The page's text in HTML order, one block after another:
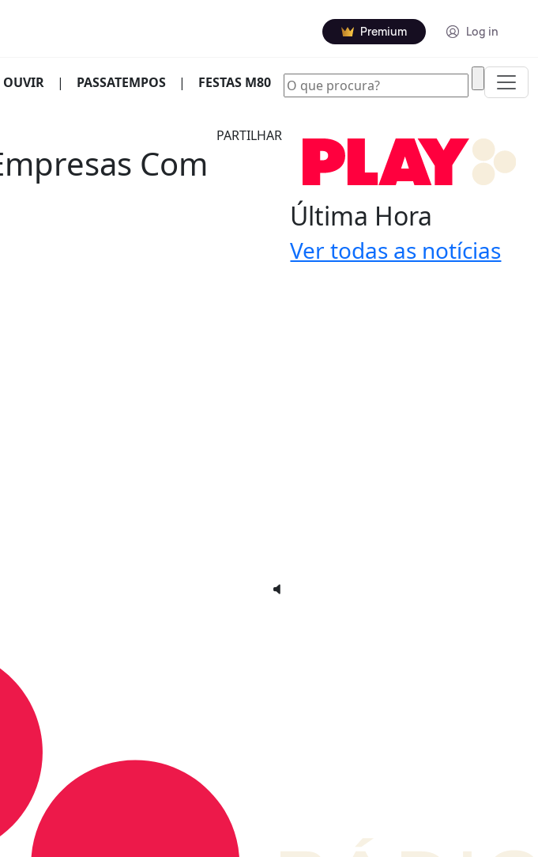
Premium Log in
OUVIR (CURRENT)
| PASSATEMPOS | FESTAS M80
PARTILHAR
Com
Última Hora
Ver todas as notícias